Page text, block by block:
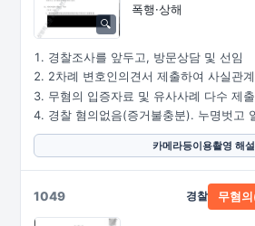
폭행·상해
경찰조사를 앞두고, 방문상담 및 선임
2차례 변호인의견서 제출하여 사실관
무혐의 입증자료 및 유사사례 다수 제출
경찰 혐의없음(증거불충분). 누명벗고
카메라등이용촬영 해설
1049 경찰 무혐